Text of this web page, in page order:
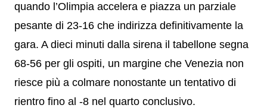
quando l’Olimpia accelera e piazza un parziale
pesante di 23-16 che indirizza definitivamente la
gara. A dieci minuti dalla sirena il tabellone segna
68-56 per gli ospiti, un margine che Venezia non
riesce più a colmare nonostante un tentativo di
rientro fino al -8 nel quarto conclusivo.